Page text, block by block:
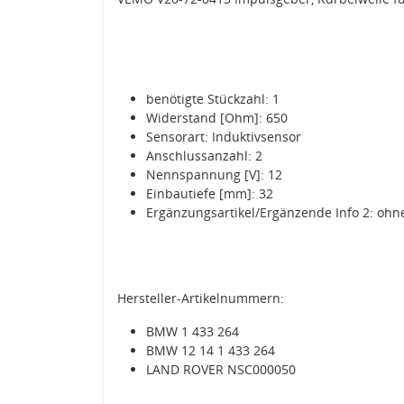
benötigte Stückzahl: 1
Widerstand [Ohm]: 650
Sensorart: Induktivsensor
Anschlussanzahl: 2
Nennspannung [V]: 12
Einbautiefe [mm]: 32
Ergänzungsartikel/Ergänzende Info 2:
Hersteller-Artikelnummern:
BMW 1 433 264
BMW 12 14 1 433 264
LAND ROVER NSC000050